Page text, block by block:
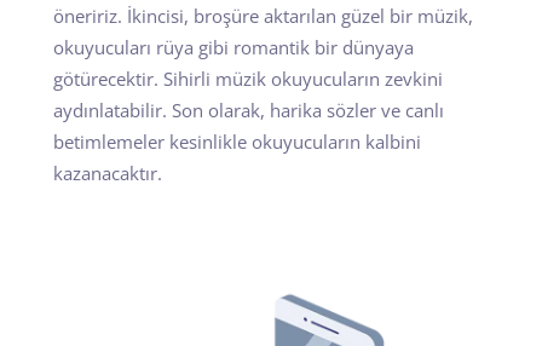
öneririz. İkincisi, broşüre aktarılan güzel bir müzik,
okuyucuları rüya gibi romantik bir dünyaya
götürecektir. Sihirli müzik okuyucuların zevkini
aydınlatabilir. Son olarak, harika sözler ve canlı
betimlemeler kesinlikle okuyucuların kalbini
kazanacaktır.